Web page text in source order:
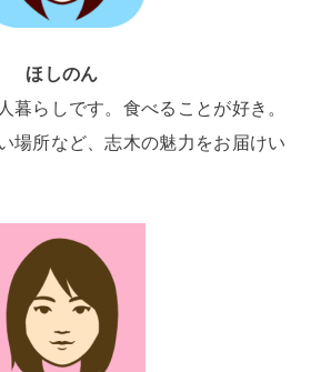
ほしのん
暮らしです。食べることが好き。
場所など、志木の魅力をお届けい